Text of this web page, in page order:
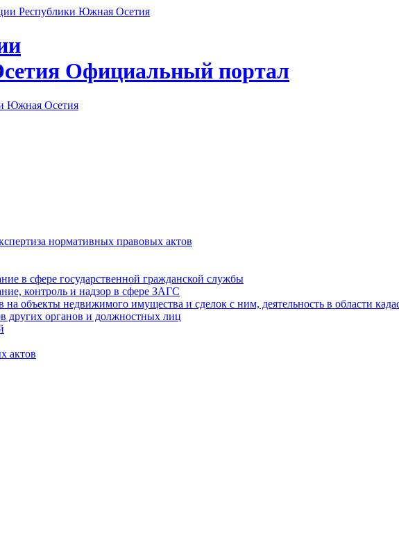
Официальный портал
нормативных правовых актов
в сфере государственной гражданской службы
контроль и надзор в сфере ЗАГС
на объекты недвижимого имущества и сделок с ним, деятельность в области
других органов и должностных лиц
актов